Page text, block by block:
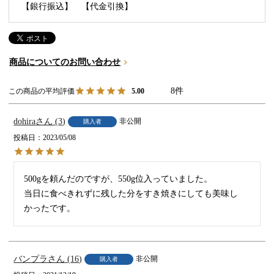
【銀行振込】 【代金引換】
商品についてのお問い合わせ
5.00 8
dohira 3 購入者
非公開
投稿日
2023/05/08
500gを頼んだのですが、550g位入っていました。
当日に食べきれずに残した分をすき焼きにしても美味し
かったです。
バンプラ 16 購入者
非公開